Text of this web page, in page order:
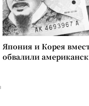
Япония и Корея
обвалили